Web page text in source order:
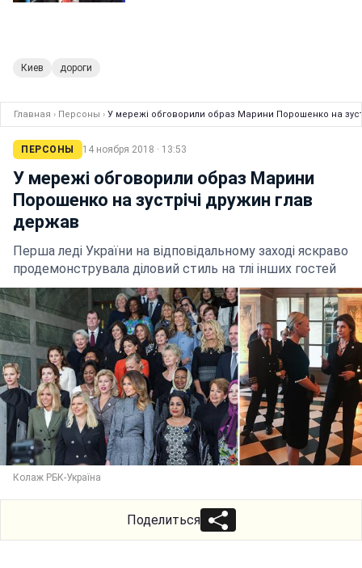
Киев дороги
Главная › Персоны › У мережі обговорили образ Марини Порошенко на
ПЕРСОНЫ 14 ноября 2018 · 13:53
У мережі обговорили образ Марини
Порошенко на зустрічі дружин глав
держав
Перша леді України на відповідальному заході яскраво
продемонструвала діловий стиль на тлі інших гостей
Колаж РБК-Україна
Поделиться